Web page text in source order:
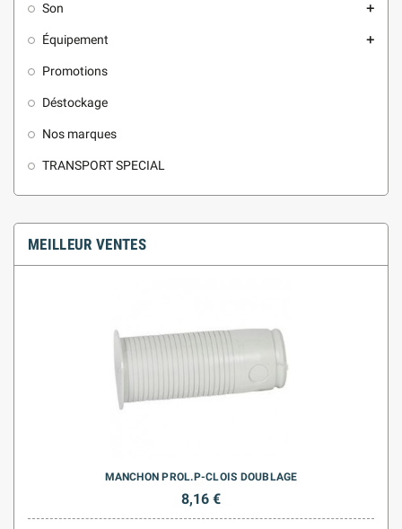
Son add
Équipement add
Promotions
Déstockage
Nos marques
TRANSPORT SPECIAL
MEILLEUR VENTES
MANCHON PROL.P-CLOIS DOUBLAGE
8,16 €